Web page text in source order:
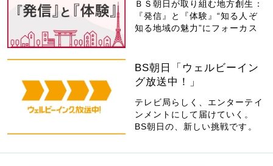
ＢＳ朝日が取り組む地方創生：
『発信』と『体験』“知る人ぞ
知る地域の魅力”にフォーカス
BS朝日「ウェルビーイン
グ放送中！」
テレビ局らしく、エンターテイ
ンメントにして届けていく。
BS朝日の、新しい挑戦です。